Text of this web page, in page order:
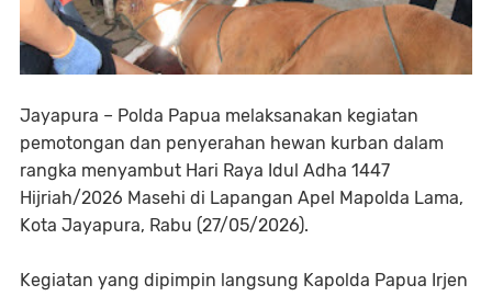
Jayapura – Polda Papua melaksanakan kegiatan
pemotongan dan penyerahan hewan kurban dalam
rangka menyambut Hari Raya Idul Adha 1447
Hijriah/2026 Masehi di Lapangan Apel Mapolda Lama,
Kota Jayapura, Rabu (27/05/2026).
Kegiatan yang dipimpin langsung Kapolda Papua Irjen